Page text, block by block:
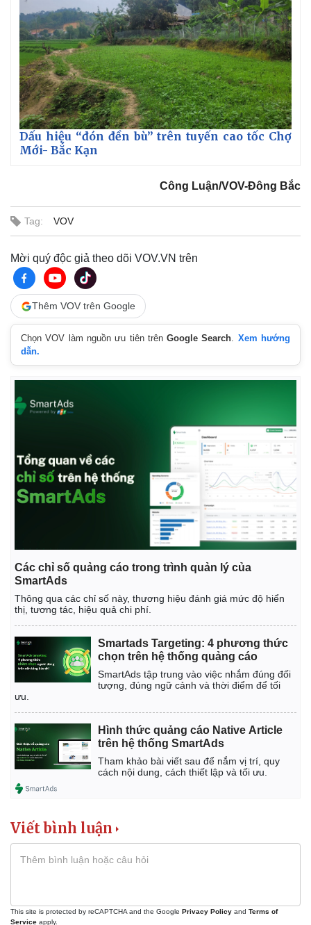
Thế giới
Cuộc sống đó đây
Hồ sơ
Ảnh
Dấu hiệu “đón đền bù” trên tuyến cao tốc Chợ
Mới- Bắc Kạn
Công Luận/VOV-Đông Bắc
Tag: VOV
Mời quý độc giả theo dõi VOV.VN trên
Thêm VOV trên Google
Chọn VOV làm nguồn ưu tiên trênGoogle Search. Xem hướng
dẫn.
Các chỉ số quảng cáo trong trình quản lý của
SmartAds
Thông qua các chỉ số này, thương hiệu đánh giá mức độ hiển
thị, tương tác, hiệu quả chi phí.
Smartads Targeting: 4 phương thức
chọn trên hệ thống quảng cáo
SmartAds tập trung vào việc nhắm đúng đối
tượng, đúng ngữ cảnh và thời điểm để tối
ưu.
Hình thức quảng cáo Native Article
trên hệ thống SmartAds
Tham khảo bài viết sau để nắm vị trí, quy
cách nội dung, cách thiết lập và tối ưu.
Viết bình luận
This site is protected by reCAPTCHA and the Google Privacy Policy and Terms of
Service apply.